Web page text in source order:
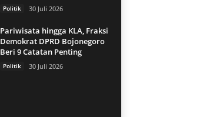
Politik 30 Juli 2026
Pariwisata hingga KLA, Fraksi
Demokrat DPRD Bojonegoro
Beri 9 Catatan Penting
Politik 30 Juli 2026